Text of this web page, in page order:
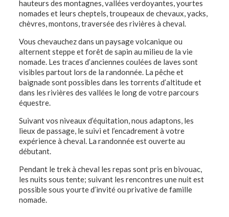
hauteurs des montagnes, vallées verdoyantes, yourtes
nomades et leurs cheptels, troupeaux de chevaux, yacks,
chèvres, montons, traversée des rivières à cheval.
Vous chevauchez dans un paysage volcanique ou
alternent steppe et forêt de sapin au milieu de la vie
nomade. Les traces d’anciennes coulées de laves sont
visibles partout lors de la randonnée. La pêche et
baignade sont possibles dans les torrents d’altitude et
dans les rivières des vallées le long de votre parcours
équestre.
Suivant vos niveaux d’équitation, nous adaptons, les
lieux de passage, le suivi et l’encadrement à votre
expérience à cheval. La randonnée est ouverte au
débutant.
Pendant le trek à cheval les repas sont pris en bivouac,
les nuits sous tente; suivant les rencontres une nuit est
possible sous yourte d’invité ou privative de famille
nomade.